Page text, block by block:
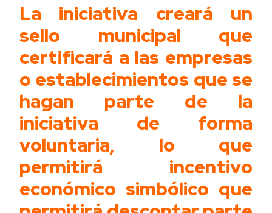
La iniciativa creará un
sello municipal que
certificará a las empresas
o establecimientos que se
hagan parte de la
iniciativa de forma
voluntaria, lo que
permitirá incentivo
económico simbólico que